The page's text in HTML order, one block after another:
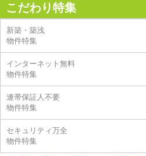
こだわり特集
新築・築浅
物件特集
インターネット無料
物件特集
連帯保証人不要
物件特集
セキュリティ万全
物件特集